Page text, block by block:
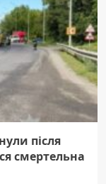
після
смертельна